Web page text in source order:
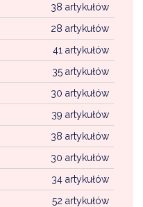
38 artykułów
28 artykułów
41 artykułów
35 artykułów
30 artykułów
39 artykułów
38 artykułów
30 artykułów
34 artykułów
52 artykułów